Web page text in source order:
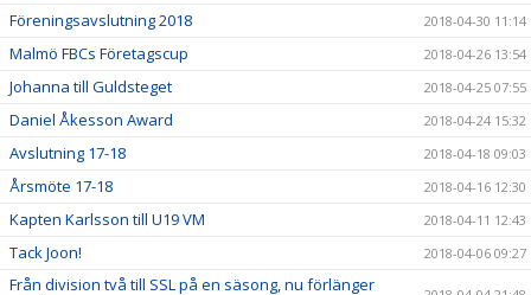
Föreningsavslutning 2018 2018-04-30 11:14
Malmö FBCs Företagscup 2018-04-26 13:54
Johanna till Guldsteget 2018-04-25 07:55
Daniel Åkesson Award 2018-04-24 15:32
Avslutning 17-18 2018-04-18 09:03
Årsmöte 17-18 2018-04-16 12:30
Kapten Karlsson till U19 VM 2018-04-11 12:43
Tack Joon! 2018-04-06 09:27
Från division två till SSL på en säsong, nu förlänger